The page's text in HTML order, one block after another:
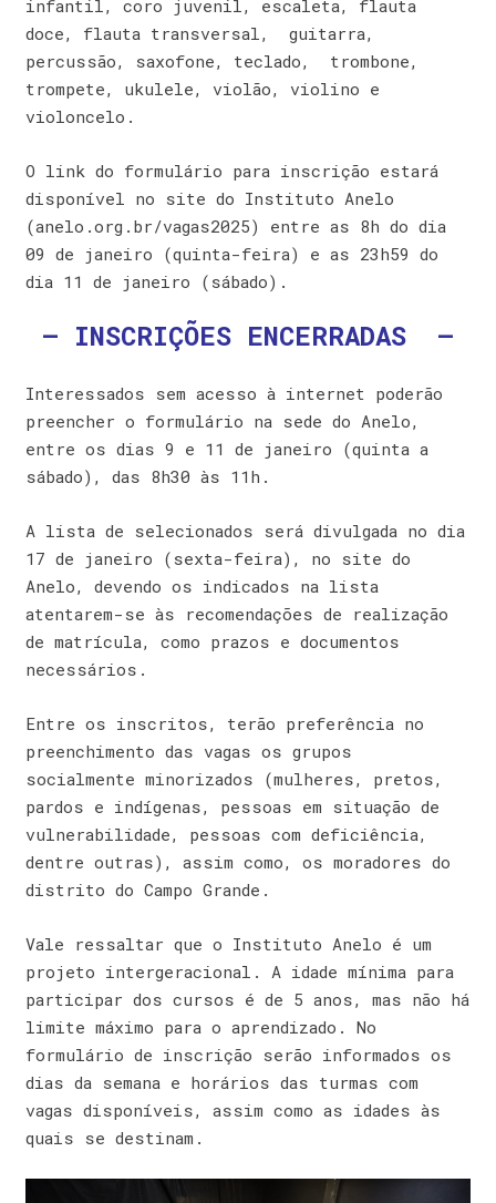
infantil, coro juvenil, escaleta, flauta
doce, flauta transversal, guitarra,
percussão, saxofone, teclado, trombone,
trompete, ukulele, violão, violino e
violoncelo.
O link do formulário para inscrição estará
disponível no site do Instituto Anelo
(anelo.org.br/vagas2025) entre as 8h do dia
09 de janeiro (quinta-feira) e as 23h59 do
dia 11 de janeiro (sábado).
– INSCRIÇÕES ENCERRADAS –
Interessados sem acesso à internet poderão
preencher o formulário na sede do Anelo,
entre os dias 9 e 11 de janeiro (quinta a
sábado), das 8h30 às 11h.
A lista de selecionados será divulgada no dia
17 de janeiro (sexta-feira), no site do
Anelo, devendo os indicados na lista
atentarem-se às recomendações de realização
de matrícula, como prazos e documentos
necessários.
Entre os inscritos, terão preferência no
preenchimento das vagas os grupos
socialmente minorizados (mulheres, pretos,
pardos e indígenas, pessoas em situação de
vulnerabilidade, pessoas com deficiência,
dentre outras), assim como, os moradores do
distrito do Campo Grande.
Vale ressaltar que o Instituto Anelo é um
projeto intergeracional. A idade mínima para
participar dos cursos é de 5 anos, mas não há
limite máximo para o aprendizado. No
formulário de inscrição serão informados os
dias da semana e horários das turmas com
vagas disponíveis, assim como as idades às
quais se destinam.